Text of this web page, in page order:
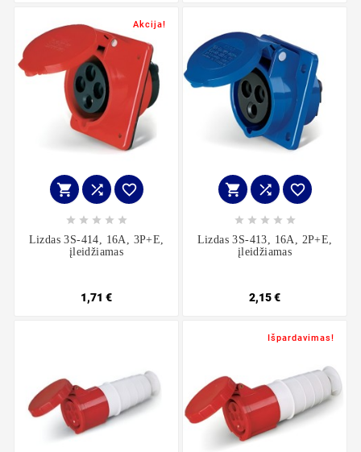
Akcija!
  
    
Lizdas 3S-414, 16A, 3P+E,
įleidžiamas
1,71 €
  
    
Lizdas 3S-413, 16A, 2P+E,
įleidžiamas
2,15 €
Išpardavimas!